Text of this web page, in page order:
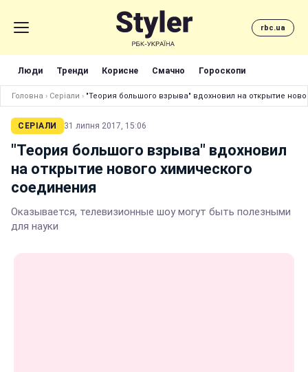
rbc.ua
Люди Тренди Корисне Смачно Гороскопи
Головна › Серіали › "Теория большого взрыва" вдохновил на открытие
СЕРІАЛИ 31 липня 2017, 15:06
"Теория большого взрыва" вдохновил
на открытие нового химического
соединения
Оказывается, телевизионные шоу могут быть полезными
для науки